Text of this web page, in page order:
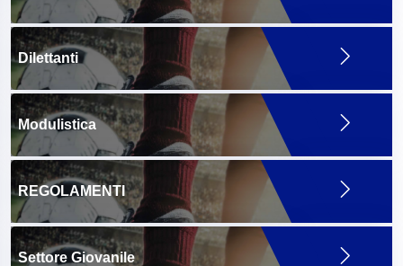
Dilettanti
Modulistica
REGOLAMENTI
Settore Giovanile